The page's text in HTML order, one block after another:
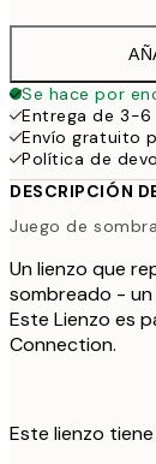
Se hace por
Entrega de 3-
Envío gratuito
Política de
DESCRIPCIÓN
Juego de
Un lienzo que
sombreado - un
Este Lienzo es
Connection.
Este lienzo